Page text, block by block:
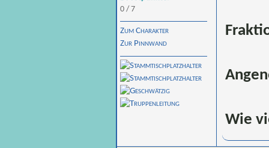
0 / 7
Zum Charakter
Zur Pinnwand
Wie